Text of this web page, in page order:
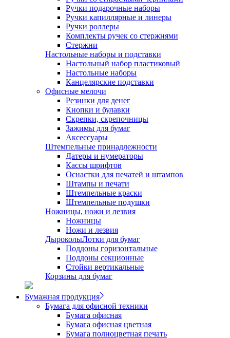
Ручки подарочные наборы
Ручки капиллярные и линеры
Ручки роллеры
Комплекты ручек со стержнями
Стержни
Настольные наборы и подставки
Настольный набор пластиковый
Настольные наборы
Канцелярские подставки
Офисные мелочи
Резинки для денег
Кнопки и булавки
Скрепки, скрепочницы
Зажимы для бумаг
Аксессуары
Штемпельные принадлежности
Датеры и нумераторы
Кассы шрифтов
Оснастки для печатей и штампов
Штампы и печати
Штемпельные краски
Штемпельные подушки
Ножницы, ножи и лезвия
Ножницы
Ножи и лезвия
ДыроколыЛотки для бумаг
Поддоны горизонтальные
Поддоны секционные
Стойки вертикальные
Корзины для бумаг
Бумажная продукция
Бумага для офисной техники
Бумага офисная
Бумага офисная цветная
Бумага полноцветная печать